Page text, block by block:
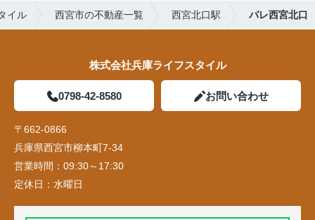
イル 西宮市の不動産一覧 西宮北口駅 パレ西宮北口
株式会社兵庫ライフスタイル
0798-42-8580 お問い合わせ
〒662-0866
兵庫県西宮市柳本町7-34
営業時間： 09:30～17:30
定休日： 水曜日